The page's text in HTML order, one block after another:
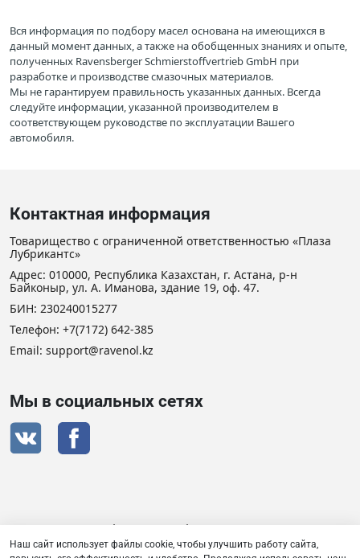
Вся информация по подбору масел основана на имеющихся в
данный момент данных, а также на обобщенных знаниях и опыте,
полученных Ravensberger Schmierstoffvertrieb GmbH при
разработке и производстве смазочных материалов.
Мы не гарантируем правильность указанных данных. Всегда
следуйте информации, указанной производителем в
соответствующем руководстве по эксплуатации Вашего
автомобиля.
Контактная информация
Товарищество с ограниченной ответственностью «Плаза
Лубрикантс»
Адрес: 010000, Республика Казахстан, г. Астана, р-н
Байконыр, ул. А. Иманова, здание 19, оф. 47.
БИН: 230240015277
Телефон: +7(7172) 642-385
Email: support@ravenol.kz
Мы в социальных сетях
Сертификат дистрибьютора RAVENOL
Наш сайт использует файлы cookie, чтобы улучшить работу сайта,